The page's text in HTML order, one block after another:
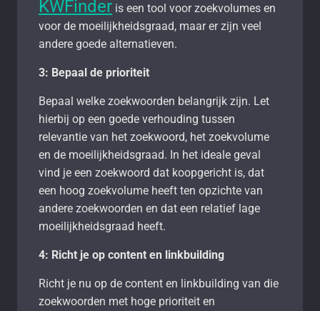
KWFinder is een tool voor zoekvolumes en
voor de moeilijkheidsgraad, maar er zijn veel
andere goede alternatieven.
3: Bepaal de prioriteit
Bepaal welke zoekwoorden belangrijk zijn. Let
hierbij op een goede verhouding tussen
relevantie van het zoekwoord, het zoekvolume
en de moeilijkheidsgraad. In het ideale geval
vind je een zoekwoord dat koopgericht is, dat
een hoog zoekvolume heeft ten opzichte van
andere zoekwoorden en dat een relatief lage
moeilijkheidsgraad heeft.
4: Richt je op content en linkbuilding
Richt je nu op de content en linkbuilding van die
zoekwoorden met hoge prioriteit en